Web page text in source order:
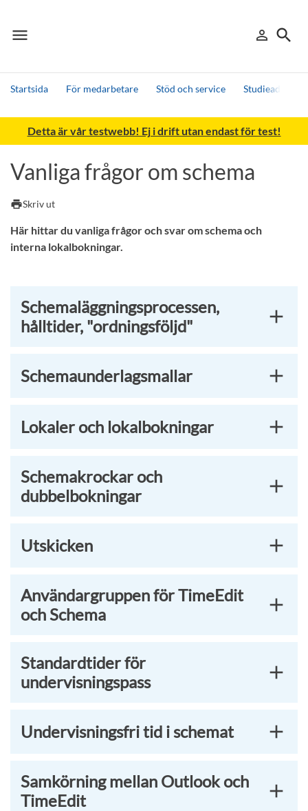
menu
Meny person_outline
Logga in
search
Sök
Startsida För medarbetare Stöd och service
Sök
Andra söktjänster
Detta är vår testwebb! Ej i drift utan endast för test!
Vanliga frågor om schema
printSkriv ut
Här hittar du vanliga frågor och svar om schema och
interna lokalbokningar.
Schemaläggningsprocessen,
hålltider, "ordningsföljd"
Schemaunderlagsmallar
Lokaler och lokalbokningar
Schemakrockar och
dubbelbokningar
Utskicken
Användargruppen för TimeEdit
och Schema
Standardtider för
undervisningspass
Undervisningsfri tid i schemat
Samkörning mellan Outlook och
TimeEdit